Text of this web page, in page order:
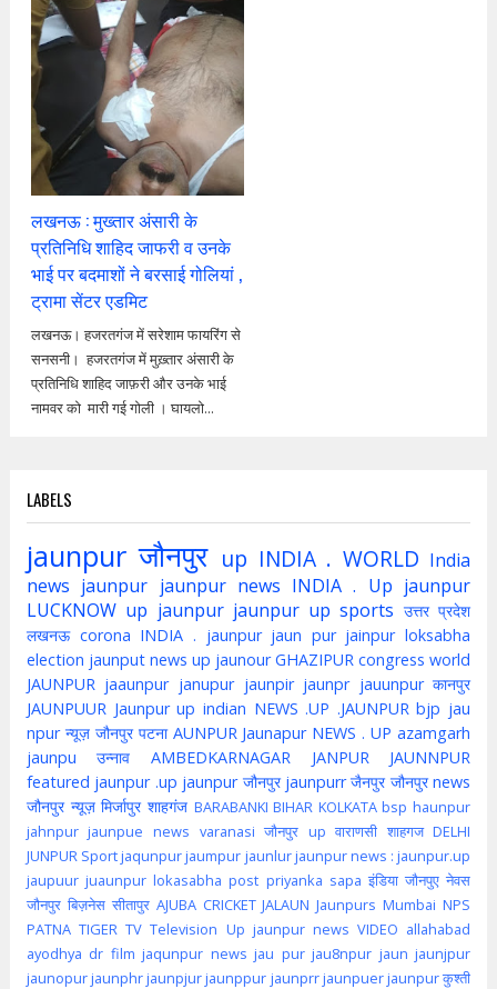
लखनऊ : मुख्तार अंसारी के
प्रतिनिधि शाहिद जाफरी व उनके
भाई पर बदमाशों ने बरसाई गोलियां ,
ट्रामा सेंटर एडमिट
लखनऊ। हजरतगंज में सरेशाम फायरिंग से
सनसनी। हजरतगंज में मुख़्तार अंसारी के
प्रतिनिधि शाहिद जाफ़री और उनके भाई
नामवर को मारी गई गोली । घायलो...
LABELS
jaunpur जौनपुर up INDIA . WORLD India
news jaunpur jaunpur news INDIA . Up jaunpur
LUCKNOW up jaunpur jaunpur up sports उत्तर प्रदेश
लखनऊ corona INDIA . jaunpur jaun pur jainpur loksabha
election jaunput news up jaunour GHAZIPUR congress world
JAUNPUR jaaunpur janupur jaunpir jaunpr jauunpur कानपुर
JAUNPUUR Jaunpur up indian NEWS .UP .JAUNPUR bjp jau
npur न्यूज़ जौनपुर पटना AUNPUR Jaunapur NEWS . UP azamgarh
jaunpu
उन्नाव AMBEDKARNAGAR JANPUR
JAUNNPUR
featured jaunpur .up jaunpur जौनपुर jaunpurr जैनपुर जौनपुर news
जौनपुर न्यूज़ मिर्जापुर शाहगंज BARABANKI BIHAR KOLKATA bsp haunpur
jahnpur jaunpue news varanasi जौनपुर up वाराणसी शाहगज DELHI
JUNPUR Sportjaqunpurjaumpur jaunlurjaunpur news : jaunpur.up
jaupuur juaunpur lokasabha post priyanka sapa इंडिया जौनपुए नेवस
जौनपुर बिज़नेस सीतापुर AJUBA CRICKET JALAUN Jaunpurs Mumbai NPS
PATNA TIGER TV Television Up jaunpur news VIDEO allahabad
ayodhya dr film jaqunpur news jau pur jau8npur jaun jaunjpur
jaunopurjaunphrjaunpjurjaunppur jaunprrjaunpuerjaunpur कुश्ती